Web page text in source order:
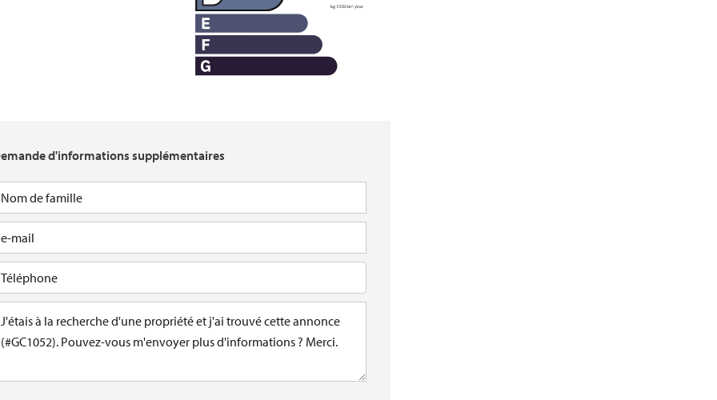
d'informations supplémentaires